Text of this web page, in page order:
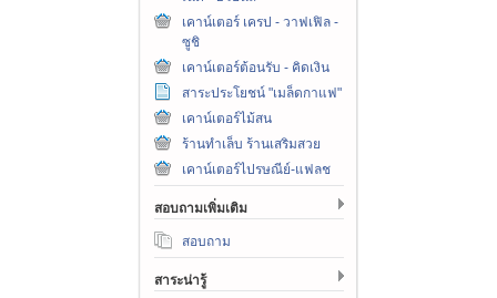
เคาน์เตอร์ เครป - วาฟเฟิล -
ซูชิ
เคาน์เตอร์ต้อนรับ - คิดเงิน
สาระประโยชน์ "เมล็ดกาแฟ"
เคาน์เตอร์ไม้สน
ร้านทำเล็บ ร้านเสริมสวย
เคาน์เตอร์ไปรษณีย์-แฟลช
สอบถามเพิ่มเติม
สอบถาม
สาระน่ารู้